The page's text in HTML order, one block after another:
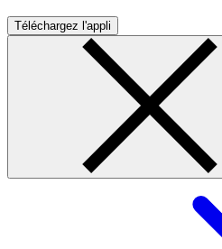
Téléchargez l'appli